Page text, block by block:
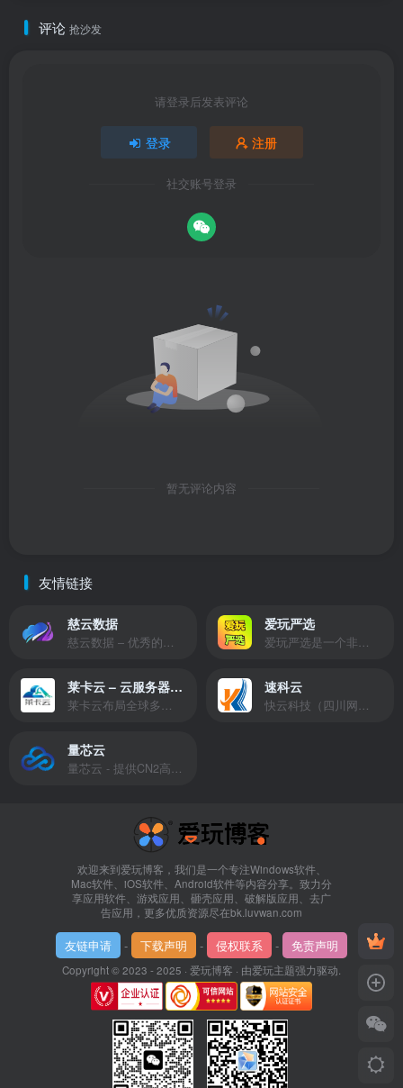
评论 抢沙发
请登录后发表评论
登录 注册
社交账号登录
暂无评论内容
友情链接
慈云数据
慈云数据 – 优秀的云服务器服务商，提供最具有性价比的产品。慈云数据是开发者必不可少的良心云
爱玩严选
爱玩严选是一个非常有保障且性价比极高的虚拟商城，包括但不限于苹果证书、技术指导、会员充值等多种虚拟服务！
莱卡云 – 云服务器提供商
莱卡云布局全球多个地理区域。提供服务有：境外云服务器、国内云服务器、独立服务器、服务器托管、CDN、SSL证书、游戏服务器等业务。
速科云
快云科技（四川网联快云科技有限公司）成立于2021年，主营互联网业务平台服务提供商。公司专注为用户提供低价高性能云计算产品，致力于云计算应用的易用性开发，并引导云计算在国内普及
量芯云
量芯云 - 提供CN2高速香港美国云服务器&专业高防服务器租用等云服务器供应商
欢迎来到爱玩博客，我们是一个专注Windows软件、
Mac软件、iOS软件、Android软件等内容分享。致力分
享应用软件、游戏应用、砸壳应用、破解版应用、去广
告应用，更多优质资源尽在bk.luvwan.com
友链申请 - 下载声明 - 侵权联系 - 免责声明
Copyright © 2023 - 2025 · 爱玩博客 · 由爱玩主题强力驱动.